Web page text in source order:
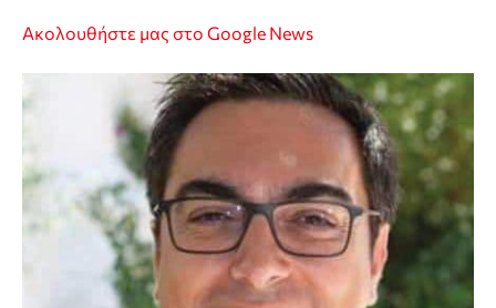
Ακολουθήστε μας στο Google News